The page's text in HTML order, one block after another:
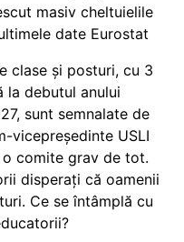
masiv cheltuielile
date Eurostat
clase și posturi, cu 3
la debutul anului
sunt semnalate de
vicepreședinte USLI
o comite grav de tot.
disperați că oamenii
Ce se întâmplă cu